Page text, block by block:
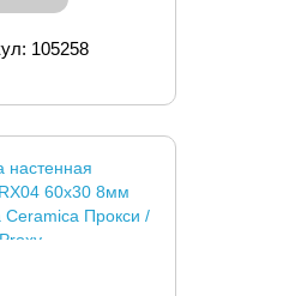
105258
настенная
60x30 8мм
Ceramica Прокси /
Proxy